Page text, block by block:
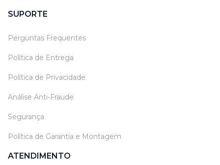
SUPORTE
Perguntas Frequentes
Política de Entrega
Política de Privacidade
Análise Anti-Fraude
Segurança
Política de Garantia e Montagem
ATENDIMENTO